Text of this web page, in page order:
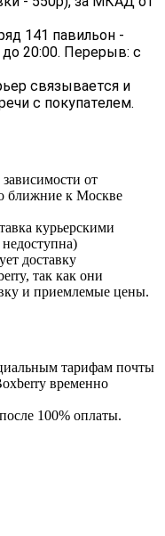
141 павильон -
20:00. Перерыв: с
связывается и
с покупателем.
от
ближние к Москве
курьерскими
доставку
так как они
и приемлемые цены.
тарифам почты
временно
100% оплаты.